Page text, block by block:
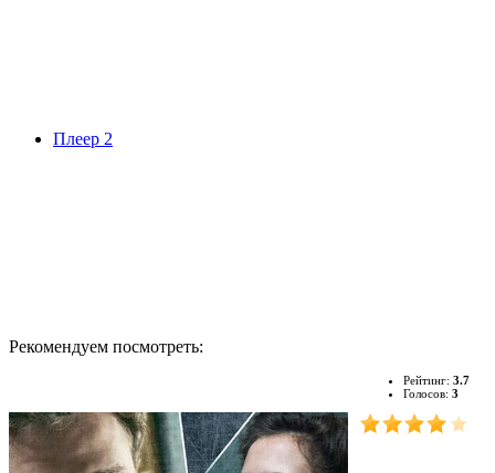
Плеер 2
Рекомендуем посмотреть:
Рейтинг: 3.7
Голосов: 3